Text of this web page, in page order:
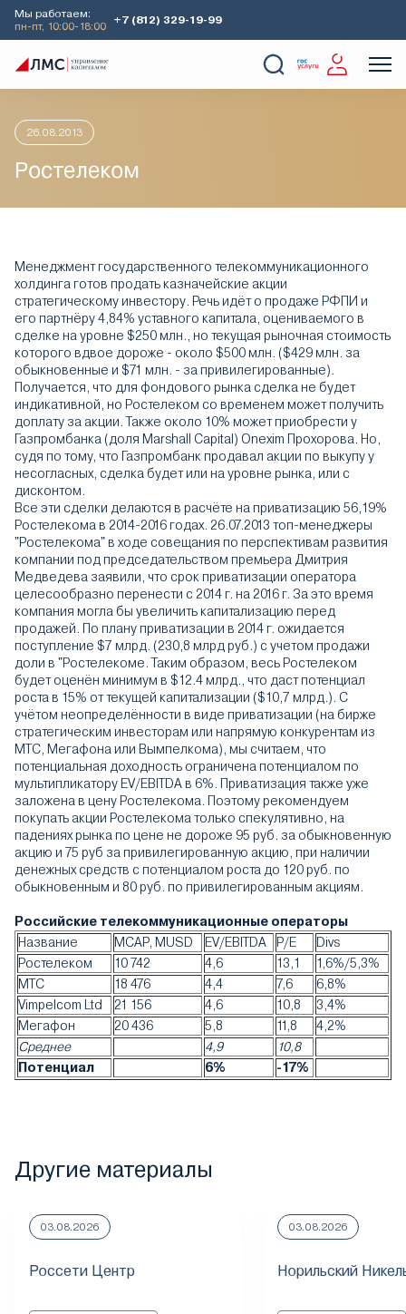
Мы работаем:
пн-пт, 10:00-18:00
+7 (812) 329-19-99
Главная Аналитика
26.08.2013
Ростелеком
Менеджмент государственного телекоммуникационного
холдинга готов продать казначейские акции
стратегическому инвестору. Речь идёт о продаже РФПИ и
его партнёру 4,84% уставного капитала, оцениваемого в
сделке на уровне $250 млн., но текущая рыночная стоимость
которого вдвое дороже - около $500 млн. ($429 млн. за
обыкновенные и $71 млн. - за привилегированные).
Получается, что для фондового рынка сделка не будет
индикативной, но Ростелеком со временем может получить
доплату за акции. Также около 10% может приобрести у
Газпромбанка (доля Marshall Capital) Onexim Прохорова. Но,
судя по тому, что Газпромбанк продавал акции по выкупу у
несогласных, сделка будет или на уровне рынка, или с
дисконтом.
Все эти сделки делаются в расчёте на приватизацию 56,19%
Ростелекома в 2014-2016 годах. 26.07.2013 топ-менеджеры
"Ростелекома" в ходе совещания по перспективам развития
компании под председательством премьера Дмитрия
Медведева заявили, что срок приватизации оператора
целесообразно перенести с 2014 г. на 2016 г. За это время
компания могла бы увеличить капитализацию перед
продажей. По плану приватизации в 2014 г. ожидается
поступление $7 млрд. (230,8 млрд руб.) с учетом продажи
доли в "Ростелекоме. Таким образом, весь Ростелеком
будет оценён минимум в $12.4 млрд., что даст потенциал
роста в 15% от текущей капитализации ($10,7 млрд.). С
учётом неопределённости в виде приватизации (на бирже
стратегическим инвесторам или напрямую конкурентам из
МТС, Мегафона или Вымпелкома), мы считаем, что
потенциальная доходность ограничена потенциалом по
мультипликатору EV/EBITDA в 6%. Приватизация также уже
заложена в цену Ростелекома. Поэтому рекомендуем
покупать акции Ростелекома только спекулятивно, на
падениях рынка по цене не дороже 95 руб. за обыкновенную
акцию и 75 руб за привилегированную акцию, при наличии
денежных средств с потенциалом роста до 120 руб. по
обыкновенным и 80 руб. по привилегированным акциям.
Российские телекоммуникационные операторы
Название
MCAP, MUSD EV/EBITDA P/E
Divs
Ростелеком
10 742 4,6 13,1
1,6%/5,3%
МТС
18 476 4,4 7,6
6,8%
Vimpelcom Ltd
21 156 4,6 10,8
3,4%
Мегафон
20 436 5,8 11,8
4,2%
Среднее
4,9
10,8
Потенциал
6% -17%
Другие материалы
03.08.2026
Россети Центр
03.08.2026
Норильский